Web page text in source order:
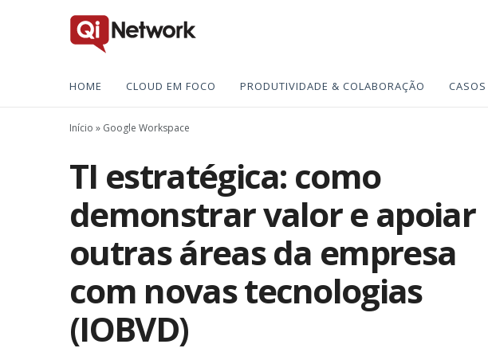
HOME CLOUD EM FOCO PRODUTIVIDADE & COLABORAÇÃO
Início » Google Workspace
TI estratégica: como
demonstrar valor e apoiar
outras áreas da empresa
com novas tecnologias
(IOBVD)